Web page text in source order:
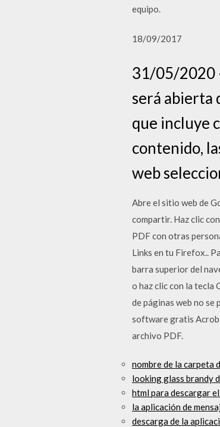
equipo.
18/09/2017
31/05/2020
será abierta
que incluye
contenido,
web
Abre el sitio web de
compartir. Haz clic
PDF con otras
Links en tu Firefox..
barra superior del
o haz clic con la tecla
de páginas web no
software gratis
archivo PDF.
nombre de la carpeta
looking glass brandy
html para descargar
la aplicación de
descarga de la